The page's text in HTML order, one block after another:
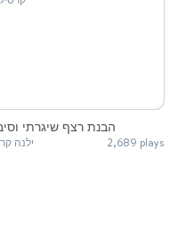
הבנת רצף שיגרתי
ילנה 2,689 plays